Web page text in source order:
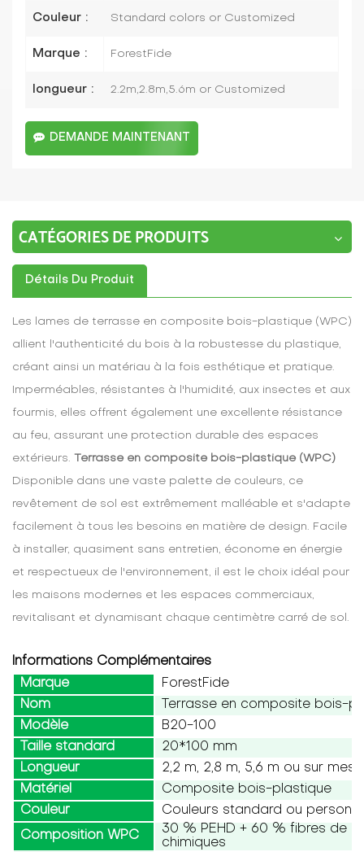
Couleur : Standard colors or Customized
Marque : ForestFide
longueur : 2.2m,2.8m,5.6m or Customized
DEMANDE MAINTENANT
CATÉGORIES DE PRODUITS
Détails Du Produit
Les lames de terrasse en composite bois-plastique (WPC)
allient l'authenticité du bois à la robustesse du plastique,
créant ainsi un matériau à la fois esthétique et pratique.
Imperméables, résistantes à l'humidité, aux insectes et aux
fourmis, elles offrent également une excellente résistance
au feu, assurant une protection durable des espaces
extérieurs. Terrasse en composite bois-plastique (WPC)
Disponible dans une vaste palette de couleurs, ce
revêtement de sol est extrêmement malléable et s'adapte
facilement à tous les besoins en matière de design. Facile
à installer, quasiment sans entretien, économe en énergie
et respectueux de l'environnement, il est le choix idéal pour
les maisons modernes et les espaces commerciaux,
revitalisant et dynamisant chaque centimètre carré de sol.
Informations Complémentaires
Marque
ForestFide
Nom
Terrasse en composite bois-
Modèle
B20-100
Taille standard
20*100 mm
Longueur
2,2 m, 2,8 m, 5,6 m ou sur
Matériel
Composite bois-plastique
Couleur
Couleurs standard ou
Composition WPC
30 % PEHD + 60 % fibres de
chimiques